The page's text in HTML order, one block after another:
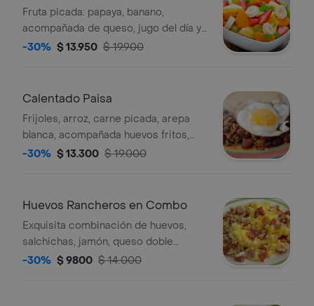
Fruta picada: papaya, banano,
acompañada de queso, jugo del día y
tostada integral.
-30% $ 13.950 $ 19.900
Calentado Paisa
Frijoles, arroz, carne picada, arepa
blanca, acompañada huevos fritos,
bebida a elección
-30% $ 13.300 $ 19.000
Huevos Rancheros en Combo
Exquisita combinación de huevos,
salchichas, jamón, queso doble
crema, acompañado de arroz, pan,
-30% $ 9800 $ 14.000